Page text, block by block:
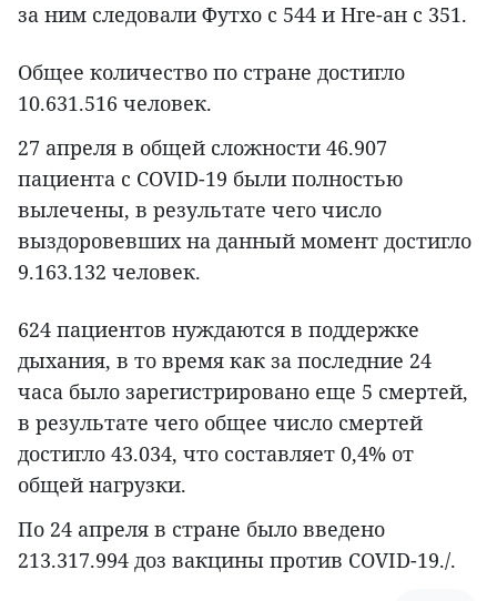
за ним следовали Футхо с 544 и Нге-ан с 351.
Общее количество по стране достигло
10.631.516 человек.
27 апреля в общей сложности 46.907
пациента с COVID-19 были полностью
вылечены, в результате чего число
выздоровевших на данный момент достигло
9.163.132 человек.
624 пациентов нуждаются в поддержке
дыхания, в то время как за последние 24
часа было зарегистрировано еще 5 смертей,
в результате чего общее число смертей
достигло 43.034, что составляет 0,4% от
общей нагрузки.
По 24 апреля в стране было введено
213.317.994 доз вакцины против COVID-19./.